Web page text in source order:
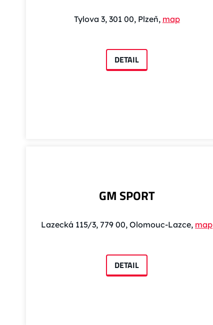
Tylova 3, 301 00, Plzeň, map
DETAIL
GM SPORT
Lazecká 115/3, 779 00, Olomouc-Lazce, map
DETAIL